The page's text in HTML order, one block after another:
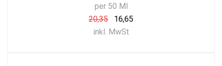
per 50 Ml
20,35
16,65
inkl. MwSt